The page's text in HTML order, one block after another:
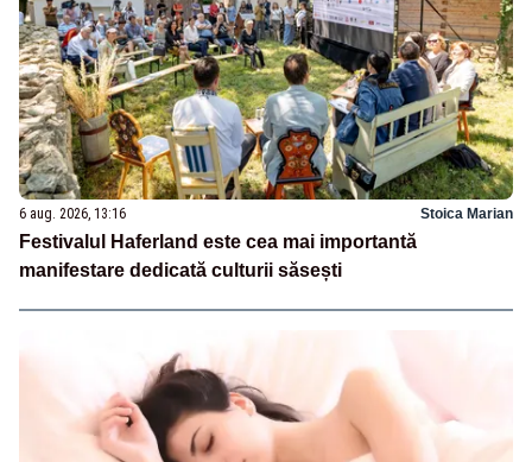
6 aug. 2026, 13:16 Stoica Marian
Festivalul Haferland este cea mai importantă
manifestare dedicată culturii săsești